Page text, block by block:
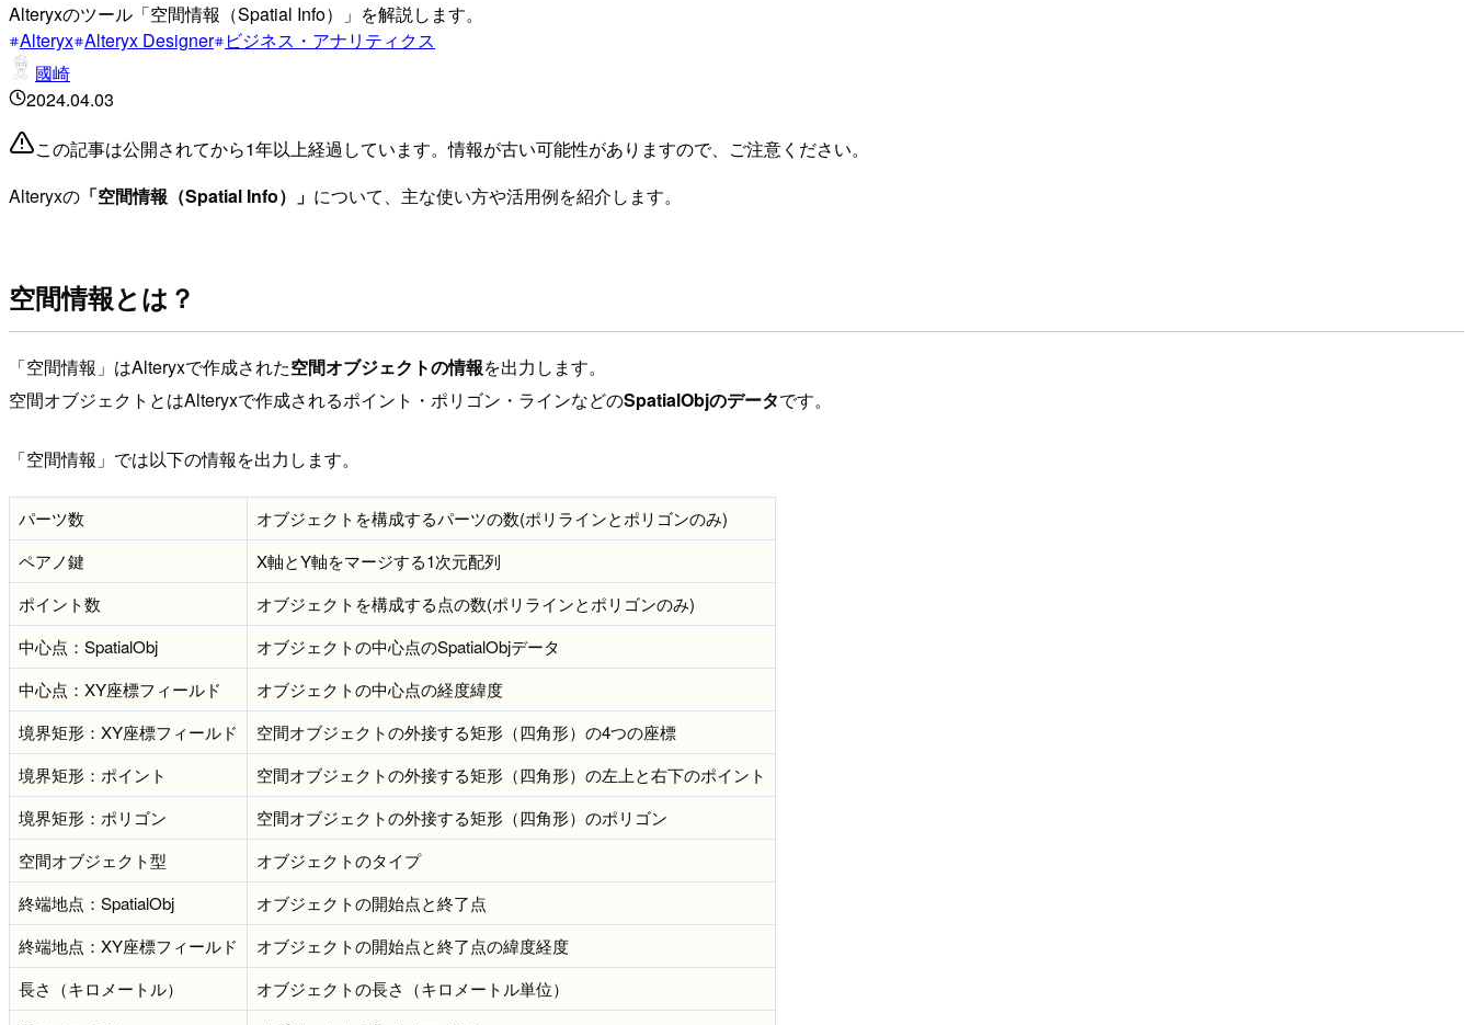
Alteryxのツール「空間情報（Spatial Info）」を解説します。
Alteryx Alteryx Designer ビジネス・アナリティクス
國崎
2024.04.03
この記事は公開されてから1年以上経過しています。情報が古い可能性がありますので、ご注意ください。
Alteryxの 「空間情報（Spatial Info）」 について、主な使い方や活用例を紹介します。
空間情報とは？
「空間情報」はAlteryxで作成された空間オブジェクトの情報を出力します。
空間オブジェクトとはAlteryxで作成されるポイント・ポリゴン・ラインなどのSpatialObjのデータです。
「空間情報」では以下の情報を出力します。
パーツ数
オブジェクトを構成するパーツの数(ポリラインとポリゴンのみ)
ペアノ鍵
X軸とY軸をマージする1次元配列
ポイント数
オブジェクトを構成する点の数(ポリラインとポリゴンのみ)
中心点：SpatialObj
オブジェクトの中心点のSpatialObjデータ
中心点：XY座標フィールド
オブジェクトの中心点の経度緯度
境界矩形：XY座標フィールド
空間オブジェクトの外接する矩形（四角形）の4つの座標
境界矩形：ポイント
空間オブジェクトの外接する矩形（四角形）の左上と右下のポイント
境界矩形：ポリゴン
空間オブジェクトの外接する矩形（四角形）のポリゴン
空間オブジェクト型
オブジェクトのタイプ
終端地点：SpatialObj
オブジェクトの開始点と終了点
終端地点：XY座標フィールド
オブジェクトの開始点と終了点の緯度経度
長さ（キロメートル）
オブジェクトの長さ（キロメートル単位）